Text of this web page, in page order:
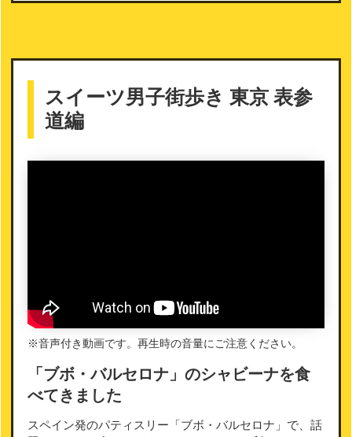
スイーツ男子街歩き 東京 表参
道編
※音声付き動画です。再生時の音量にご注意ください。
「ブボ・バルセロナ」のシャビーナを食
べてきました
スペイン発のパティスリー「ブボ・バルセロナ」で、話